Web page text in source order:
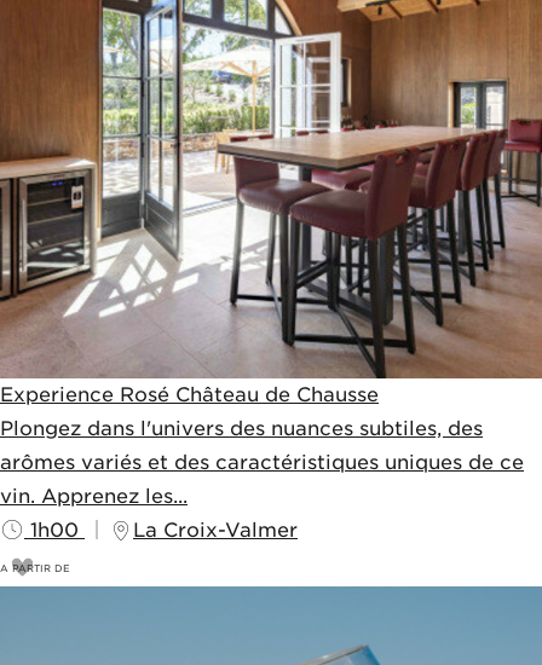
Experience Rosé Château de Chausse
Plongez dans l'univers des nuances subtiles, des
arômes variés et des caractéristiques uniques de ce
vin. Apprenez les...
1h00
La Croix-Valmer
A PARTIR DE